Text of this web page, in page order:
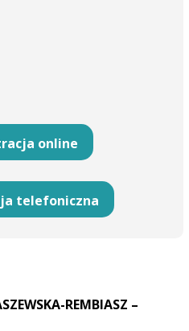
online
telefoniczna
REMBIASZ –